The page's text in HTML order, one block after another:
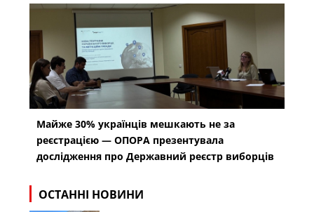
Майже 30% українців мешкають не за
реєстрацією — ОПОРА презентувала
дослідження про Державний реєстр виборців
ОСТАННІ НОВИНИ